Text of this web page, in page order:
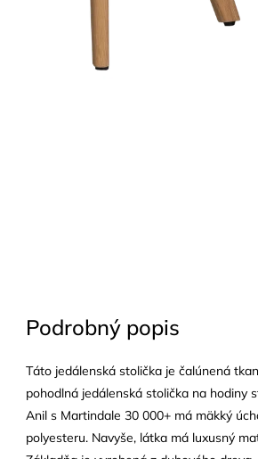
Podrobný popis
Táto jedálenská stolička je čalúnená
pohodlná jedálenská stolička na hodiny
Anil s Martindale 30 000+ má mäkký
polyesteru. Navyše, látka má luxusný